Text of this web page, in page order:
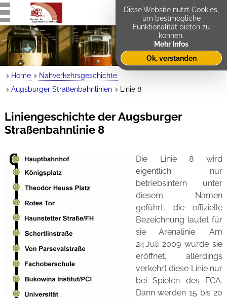
Home
Nahverkehrsgeschichte
Augsburger Straßenbahnlinien
Linie 8
Liniengeschichte der Augsburger
Straßenbahnlinie 8
Die Linie 8 wird
eigentlich nur
betriebsintern unter
diesem Namen
geführt, die offizielle
Bezeichnung lautet für
sie Arenalinie. Am
24.Juli 2009 wurde sie
eröffnet, allerdings
verkehrt diese Linie nur
bei Spielen des FCA.
Dann werden 15 bis 20
Diese Website nutzt Cookies,
um bestmögliche
Funktionalität bieten zu
können.
Mehr Infos
Ok, verstanden